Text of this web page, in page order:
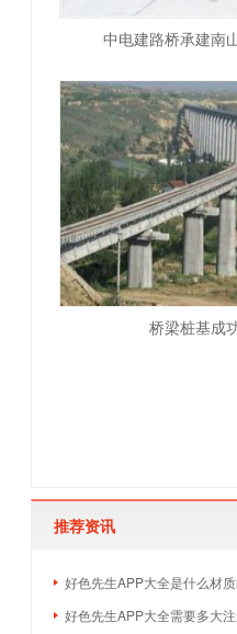
中电建路桥承建南
桥梁桩基成
推荐资讯
好色先生APP大全是什么材
好色先生APP大全需要多大